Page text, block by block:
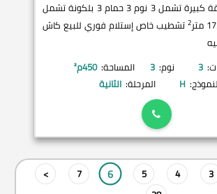
تطل على حديقة كبيرة تشمل 3 نوم 3 حمام 3 بلكونة تشمل
2 تشطيب خاص إستلام فوري للبيع كاش
3 نوم: 3 المساحة: 450م²
H المرحلة: الثانية
3
4
5
6
7
>